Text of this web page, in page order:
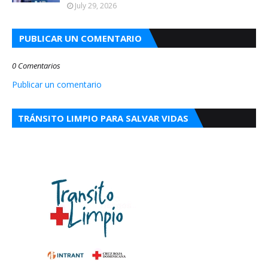
July 29, 2026
PUBLICAR UN COMENTARIO
0 Comentarios
Publicar un comentario
TRÁNSITO LIMPIO PARA SALVAR VIDAS